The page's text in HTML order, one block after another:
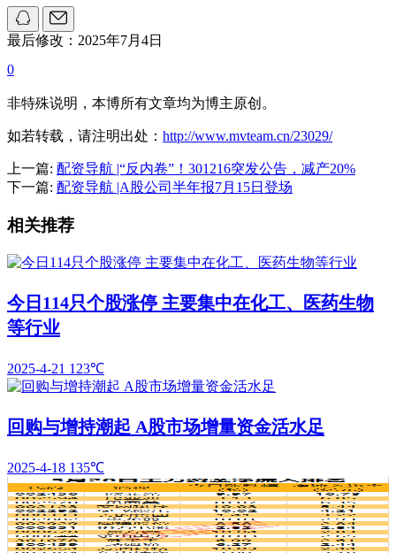
最后修改：2025年7月4日
0
非特殊说明，本博所有文章均为博主原创。
如若转载，请注明出处： http://www.mvteam.cn/23029/
上一篇: 配资导航 |“反内卷”！301216突发公告，减产20%
下一篇: 配资导航 |A股公司半年报7月15日登场
相关推荐
今日114只个股涨停 主要集中在化工、医药生物
等行业
2025-4-21 123℃
回购与增持潮起 A股市场增量资金活水足
2025-4-18 135℃